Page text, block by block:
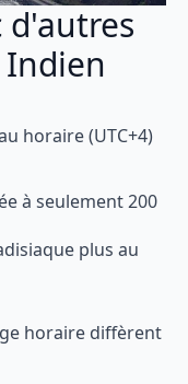
d'autres
horaire (UTC+4)
à seulement 200
plus au
horaire diffèrent